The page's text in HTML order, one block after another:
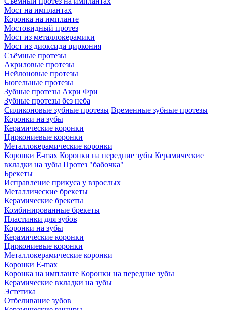
Мост на имплантах
Коронка на импланте
Мостовидный протез
Мост из металлокерамики
Мост из диоксида циркония
Съёмные протезы
Акриловые протезы
Нейлоновые протезы
Бюгельные протезы
Зубные протезы Акри Фри
Зубные протезы без неба
Силиконовые зубные протезы Временные зубные протезы
Коронки на зубы
Керамические коронки
Циркониевые коронки
Металлокерамические коронки
Коронки E-max Коронки на передние зубы Керамические
вкладки на зубы Протез "бабочка"
Брекеты
Исправление прикуса у взрослых
Металлические брекеты
Керамические брекеты
Комбинированные брекеты
Пластинки для зубов
Коронки на зубы
Керамические коронки
Циркониевые коронки
Металлокерамические коронки
Коронки E-max
Коронка на импланте Коронки на передние зубы
Керамические вкладки на зубы
Эстетика
Отбеливание зубов